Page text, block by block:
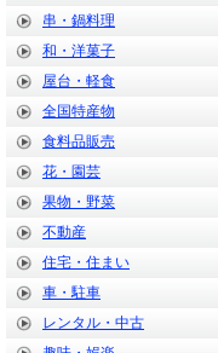
串・鍋料理
和・洋菓子
屋台・軽食
全国特産物
食料品販売
花・園芸
果物・野菜
不動産
住宅・住まい
車・駐車
レンタル・中古